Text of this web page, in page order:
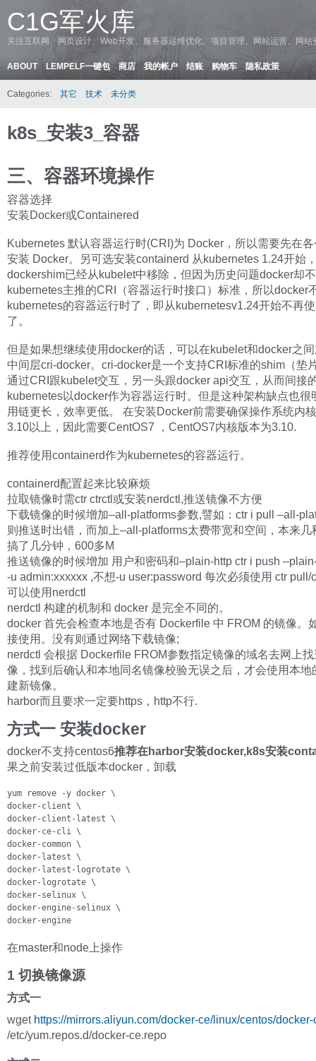
C1G军火库
关注互联网、网页设计、Web开发、服务器运维优化、项目管理、网站运营、网
ABOUT LEMPELF一键包 商店 我的帐户 结账 购物车 隐私政策
Categories: 其它 技术 未分类
k8s_安装3_容器
三、容器环境操作
容器选择
安装Docker或Containered
Kubernetes 默认容器运行时(CRI)为 Docker，所以需要先在
安装 Docker。另可选安装containerd 从kubernetes 1.24开始
dockershim已经从kubelet中移除，但因为历史问题docker却
kubernetes主推的CRI（容器运行时接口）标准，所以docker
kubernetes的容器运行时了，即从kubernetesv1.24开始不再
了。
但是如果想继续使用docker的话，可以在kubelet和docker之
中间层cri-docker。cri-docker是一个支持CRI标准的shim（垫
通过CRI跟kubelet交互，另一头跟docker api交互，从而间接
kubernetes以docker作为容器运行时。但是这种架构缺点也很
用链更长，效率更低。 在安装Docker前需要确保操作系统内
3.10以上，因此需要CentOS7 ，CentOS7内核版本为3.10.
推荐使用containerd作为kubernetes的容器运行。
containerd配置起来比较麻烦
拉取镜像时需ctr ctrctl或安装nerdctl,推送镜像不方便
下载镜像的时候增加–all-platforms参数,譬如：ctr i pull –all-
则推送时出错，而加上–all-platforms太费带宽和空间，本来几
搞了几分钟，600多M
推送镜像的时候增加 用户和密码和–plain-http ctr i push
-u admin:xxxxxx ,不想-u user:password 每次必须使用 ctr pull/
可以使用nerdctl
nerdctl 构建的机制和 docker 是完全不同的。
docker 首先会检查本地是否有 Dockerfile 中 FROM 的镜像。
接使用。没有则通过网络下载镜像;
nerdctl 会根据 Dockerfile FROM参数指定镜像的域名去网上
像，找到后确认和本地同名镜像校验无误之后，才会使用本地
建新镜像。
harbor而且要求一定要https，http不行.
方式一 安装docker
docker不支持centos6推荐在harbor安装docker,k8s安装
果之前安装过低版本docker，卸载
yum remove -y docker \
docker-client \
docker-client-latest \
docker-ce-cli \
docker-common \
docker-latest \
docker-latest-logrotate \
docker-logrotate \
docker-selinux \
docker-engine-selinux \
docker-engine
在master和node上操作
1 切换镜像源
方式一
wget https://mirrors.aliyun.com/docker-ce/linux/centos/
/etc/yum.repos.d/docker-ce.repo